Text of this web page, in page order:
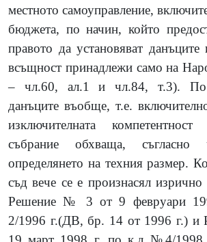
местното самоуправление,
бюджета, по начин, който
правото да установяват данъците
всъщност принадлежи само на
– чл.60, ал.1 и чл.84, т.3). По
данъците въобще, т.е.
изключителната
събрание обхваща,
определянето на техния размер.
съд вече се е произнасял
Решение № 3 от 9 февруари
2/1996 г.(ДВ, бр. 14 от 1996 г.)